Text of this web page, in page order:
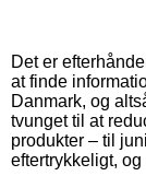
Det er
at finde
Danmark, og
tvunget til at
produkter – til
eftertrykkeligt,